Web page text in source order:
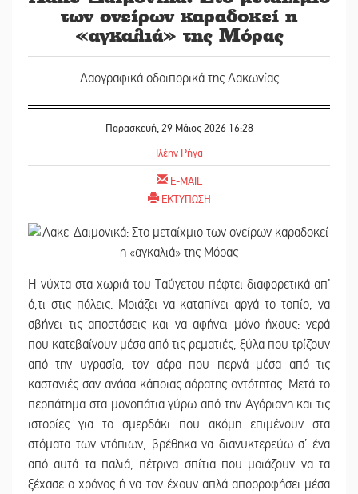
των ονείρων καραδοκεί η
«αγκαλιά» της Μόρας
Λαογραφικά οδοιπορικά της Λακωνίας
Παρασκευή, 29 Μάιος 2026 16:28
Ιλέην Ρήγα
E-MAIL
ΕΚΤΥΠΩΣΗ
Η νύχτα στα χωριά του Ταΰγετου πέφτει διαφορετικά απ’
ό,τι στις πόλεις. Μοιάζει να καταπίνει αργά το τοπίο, να
σβήνει τις αποστάσεις και να αφήνει μόνο ήχους: νερά
που κατεβαίνουν μέσα από τις ρεματιές, ξύλα που τρίζουν
από την υγρασία, τον αέρα που περνά μέσα από τις
καστανιές σαν ανάσα κάποιας αόρατης οντότητας. Μετά το
περπάτημα στα μονοπάτια γύρω από την Αγόριανη και τις
ιστορίες για το σμερδάκι που ακόμη επιμένουν στα
στόματα των ντόπιων, βρέθηκα να διανυκτερεύω σ’ ένα
από αυτά τα παλιά, πέτρινα σπίτια που μοιάζουν να τα
ξέχασε ο χρόνος ή να τον έχουν απλά απορροφήσει μέσα